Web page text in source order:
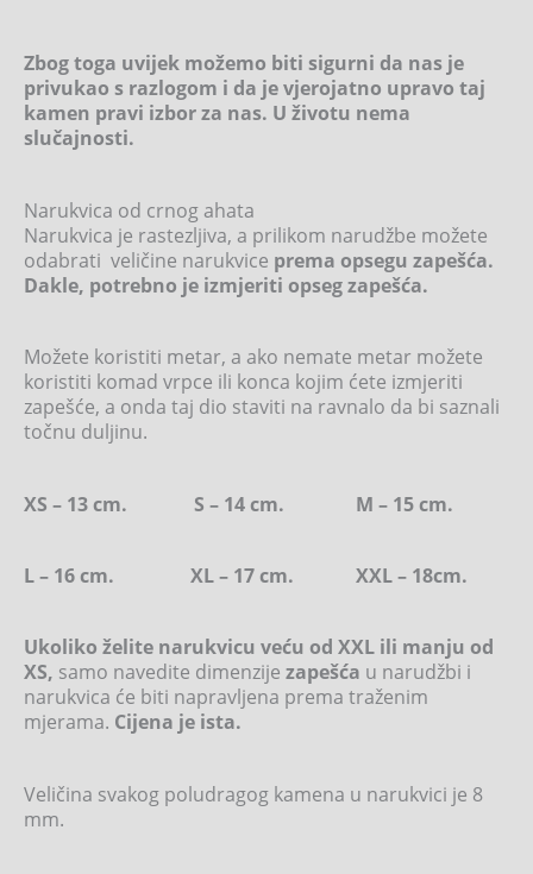
Zbog toga uvijek možemo biti sigurni da nas je
privukao s razlogom i da je vjerojatno upravo taj
kamen pravi izbor za nas. U životu nema
slučajnosti.
Narukvica od crnog ahata
Narukvica je rastezljiva, a prilikom narudžbe možete
odabrati veličine narukvice prema opsegu zapešća.
Dakle, potrebno je izmjeriti opseg zapešća.
Možete koristiti metar, a ako nemate metar možete
koristiti komad vrpce ili konca kojim ćete izmjeriti
zapešće, a onda taj dio staviti na ravnalo da bi saznali
točnu duljinu.
XS – 13 cm. S – 14 cm. M – 15 cm.
L – 16 cm. XL – 17 cm. XXL – 18cm.
Ukoliko želite narukvicu veću od XXL ili manju od
XS, samo navedite dimenzije zapešća u narudžbi i
narukvica će biti napravljena prema traženim
mjerama. Cijena je ista.
Veličina svakog poludragog kamena u narukvici je 8
mm.